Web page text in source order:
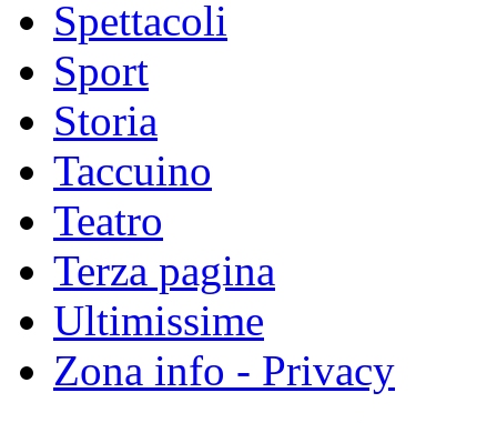
Spettacoli
Sport
Storia
Taccuino
Teatro
Terza pagina
Ultimissime
Zona info - Privacy